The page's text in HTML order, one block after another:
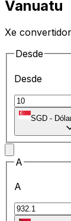
Vanuatu
Xe
Desde
Desde
SGD -
A
A